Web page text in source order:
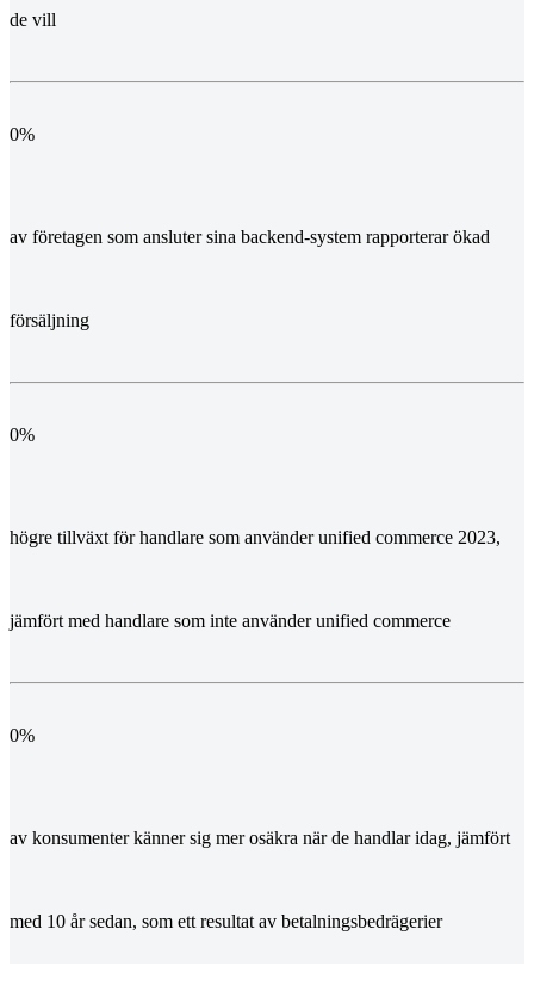
de vill
0%
av företagen som ansluter sina backend-system rapporterar ökad
försäljning
0%
högre tillväxt för handlare som använder unified commerce 2023,
jämfört med handlare som inte använder unified commerce
0%
av konsumenter känner sig mer osäkra när de handlar idag, jämfört
med 10 år sedan, som ett resultat av betalningsbedrägerier